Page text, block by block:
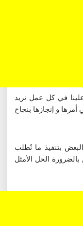
في كل عمل نريد
أمرها و إنجازها بنجاح
بتنفيذ ما نُطلب
الحل الأمثل